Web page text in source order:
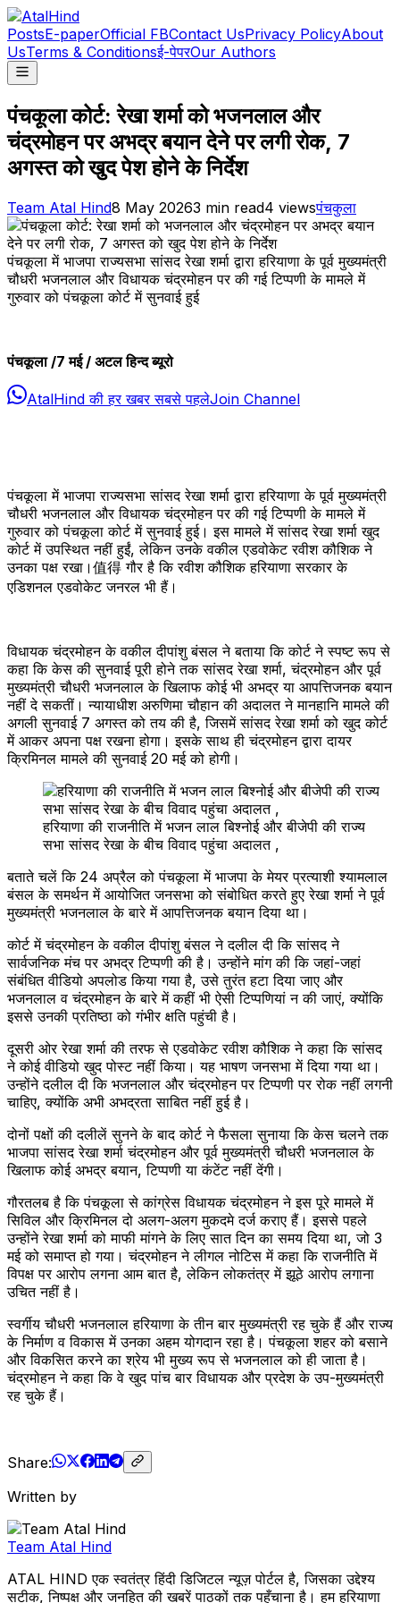
PostsE-paperOfficial FBContact UsPrivacy PolicyAbout
UsTerms & Conditionsई-पेपरOur Authors
पंचकूला कोर्ट: रेखा शर्मा को भजनलाल और
चंद्रमोहन पर अभद्र बयान देने पर लगी रोक, 7
अगस्त को खुद पेश होने के निर्देश
Team Atal Hind8 May 20263 min read4 viewsपंचकुला
पंचकूला में भाजपा राज्यसभा सांसद रेखा शर्मा द्वारा हरियाणा के पूर्व मुख्यमंत्री
चौधरी भजनलाल और विधायक चंद्रमोहन पर की गई टिप्पणी के मामले में
गुरुवार को पंचकूला कोर्ट में सुनवाई हुई
पंचकूला /7 मई / अटल हिन्द ब्यूरो
AtalHind की हर खबर सबसे पहलेJoin Channel
पंचकूला में भाजपा राज्यसभा सांसद रेखा शर्मा द्वारा हरियाणा के पूर्व मुख्यमंत्री
चौधरी भजनलाल और विधायक चंद्रमोहन पर की गई टिप्पणी के मामले में
गुरुवार को पंचकूला कोर्ट में सुनवाई हुई। इस मामले में सांसद रेखा शर्मा खुद
कोर्ट में उपस्थित नहीं हुईं, लेकिन उनके वकील एडवोकेट रवीश कौशिक ने
उनका पक्ष रखा।值得 गौर है कि रवीश कौशिक हरियाणा सरकार के
एडिशनल एडवोकेट जनरल भी हैं।
विधायक चंद्रमोहन के वकील दीपांशु बंसल ने बताया कि कोर्ट ने स्पष्ट रूप से
कहा कि केस की सुनवाई पूरी होने तक सांसद रेखा शर्मा, चंद्रमोहन और पूर्व
मुख्यमंत्री चौधरी भजनलाल के खिलाफ कोई भी अभद्र या आपत्तिजनक बयान
नहीं दे सकतीं। न्यायाधीश अरुणिमा चौहान की अदालत ने मानहानि मामले की
अगली सुनवाई 7 अगस्त को तय की है, जिसमें सांसद रेखा शर्मा को खुद कोर्ट
में आकर अपना पक्ष रखना होगा। इसके साथ ही चंद्रमोहन द्वारा दायर
क्रिमिनल मामले की सुनवाई 20 मई को होगी।
हरियाणा की राजनीति में भजन लाल बिश्नोई और बीजेपी की राज्य
सभा सांसद रेखा के बीच विवाद पहुंचा अदालत ,
बताते चलें कि 24 अप्रैल को पंचकूला में भाजपा के मेयर प्रत्याशी श्यामलाल
बंसल के समर्थन में आयोजित जनसभा को संबोधित करते हुए रेखा शर्मा ने पूर्व
मुख्यमंत्री भजनलाल के बारे में आपत्तिजनक बयान दिया था।
कोर्ट में चंद्रमोहन के वकील दीपांशु बंसल ने दलील दी कि सांसद ने
सार्वजनिक मंच पर अभद्र टिप्पणी की है। उन्होंने मांग की कि जहां-जहां
संबंधित वीडियो अपलोड किया गया है, उसे तुरंत हटा दिया जाए और
भजनलाल व चंद्रमोहन के बारे में कहीं भी ऐसी टिप्पणियां न की जाएं, क्योंकि
इससे उनकी प्रतिष्ठा को गंभीर क्षति पहुंची है।
दूसरी ओर रेखा शर्मा की तरफ से एडवोकेट रवीश कौशिक ने कहा कि सांसद
ने कोई वीडियो खुद पोस्ट नहीं किया। यह भाषण जनसभा में दिया गया था।
उन्होंने दलील दी कि भजनलाल और चंद्रमोहन पर टिप्पणी पर रोक नहीं लगनी
चाहिए, क्योंकि अभी अभद्रता साबित नहीं हुई है।
दोनों पक्षों की दलीलें सुनने के बाद कोर्ट ने फैसला सुनाया कि केस चलने तक
भाजपा सांसद रेखा शर्मा चंद्रमोहन और पूर्व मुख्यमंत्री चौधरी भजनलाल के
खिलाफ कोई अभद्र बयान, टिप्पणी या कंटेंट नहीं देंगी।
गौरतलब है कि पंचकूला से कांग्रेस विधायक चंद्रमोहन ने इस पूरे मामले में
सिविल और क्रिमिनल दो अलग-अलग मुकदमे दर्ज कराए हैं। इससे पहले
उन्होंने रेखा शर्मा को माफी मांगने के लिए सात दिन का समय दिया था, जो 3
मई को समाप्त हो गया। चंद्रमोहन ने लीगल नोटिस में कहा कि राजनीति में
विपक्ष पर आरोप लगना आम बात है, लेकिन लोकतंत्र में झूठे आरोप लगाना
उचित नहीं है।
स्वर्गीय चौधरी भजनलाल हरियाणा के तीन बार मुख्यमंत्री रह चुके हैं और राज्य
के निर्माण व विकास में उनका अहम योगदान रहा है। पंचकूला शहर को बसाने
और विकसित करने का श्रेय भी मुख्य रूप से भजनलाल को ही जाता है।
चंद्रमोहन ने कहा कि वे खुद पांच बार विधायक और प्रदेश के उप-मुख्यमंत्री
रह चुके हैं।
Share:
Written by
Team Atal Hind
ATAL HIND एक स्वतंत्र हिंदी डिजिटल न्यूज़ पोर्टल है, जिसका उद्देश्य
सटीक, निष्पक्ष और जनहित की खबरें पाठकों तक पहुँचाना है। हम हरियाणा